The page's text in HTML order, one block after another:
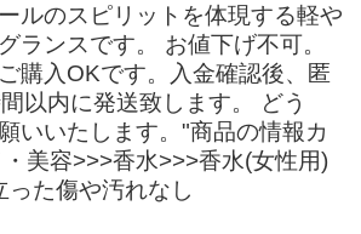
ルのスピリットを体現する軽や
ランスです。 お値下げ不可。
購入OKです。入金確認後、匿
以内に発送致します。 どう
いいたします。"商品の情報カ
美容>>>香水>>>香水(女性用)
った傷や汚れなし